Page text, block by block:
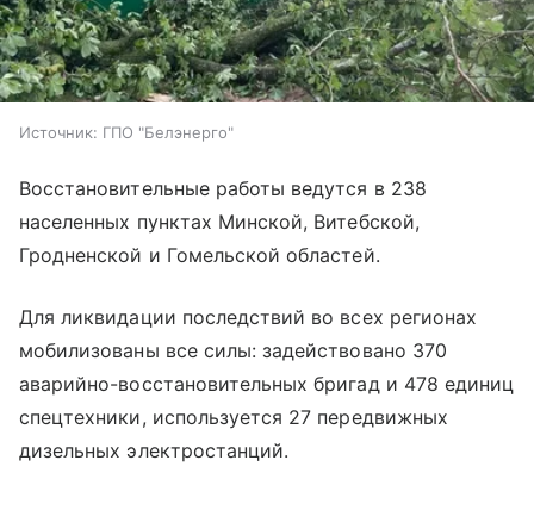
Источник: ГПО "Белэнерго"
Восстановительные работы ведутся в 238
населенных пунктах Минской, Витебской,
Гродненской и Гомельской областей.
Для ликвидации последствий во всех регионах
мобилизованы все силы: задействовано 370
аварийно-восстановительных бригад и 478 единиц
спецтехники, используется 27 передвижных
дизельных электростанций.